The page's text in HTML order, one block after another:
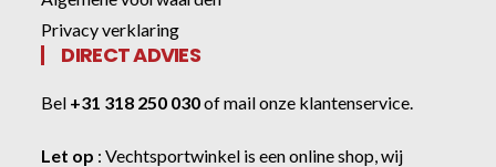
Privacy verklaring
DIRECT ADVIES
Bel +31 318 250 030ofmail onze klantenservice.
Let op :Vechtsportwinkel is een online shop, wij